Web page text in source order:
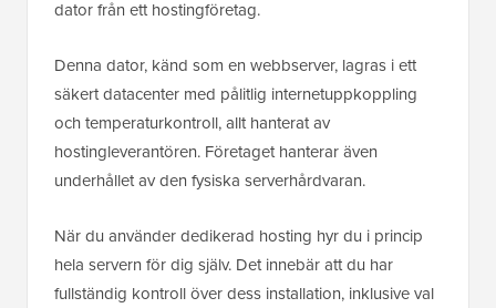
dator från ett hostingföretag.
Denna dator, känd som en webbserver, lagras i ett
säkert datacenter med pålitlig internetuppkoppling
och temperaturkontroll, allt hanterat av
hostingleverantören. Företaget hanterar även
underhållet av den fysiska serverhårdvaran.
När du använder dedikerad hosting hyr du i princip
hela servern för dig själv. Det innebär att du har
fullständig kontroll över dess installation, inklusive val